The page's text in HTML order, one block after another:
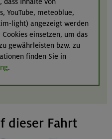
YouTube, meteoblue,
light) angezeigt werden
einsetzen, um das
gewährleisten bzw. zu
finden Sie in
.
dieser Fahrt